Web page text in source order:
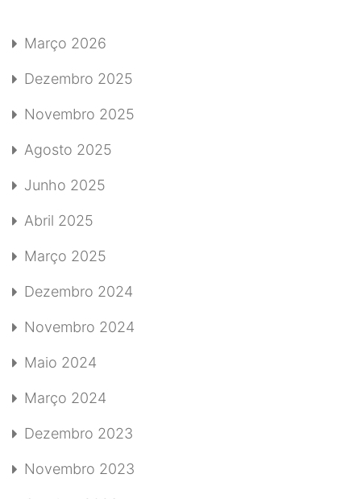
Março 2026
Dezembro 2025
Novembro 2025
Agosto 2025
Junho 2025
Abril 2025
Março 2025
Dezembro 2024
Novembro 2024
Maio 2024
Março 2024
Dezembro 2023
Novembro 2023